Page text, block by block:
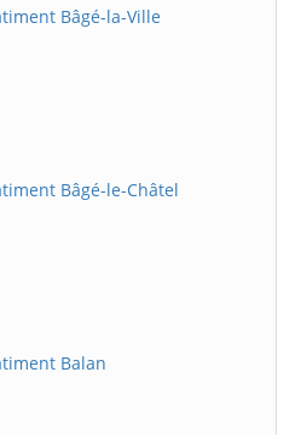
Bâgé-la-Ville
Bâgé-le-Châtel
Balan